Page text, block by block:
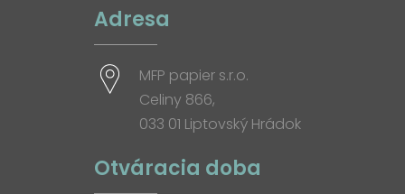
Adresa
MFP papier s.r.o.
Celiny 866,
033 01 Liptovský Hrádok
Otváracia doba